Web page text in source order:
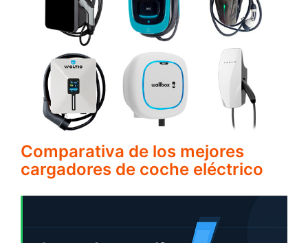
Comparativa de los mejores
cargadores de coche eléctrico